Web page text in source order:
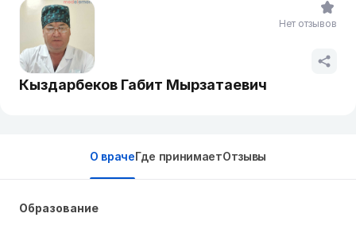
Кыздарбеков Габит Мырзатаевич
Нет отзывов
О врачеГде принимаетОтзывы
Образование